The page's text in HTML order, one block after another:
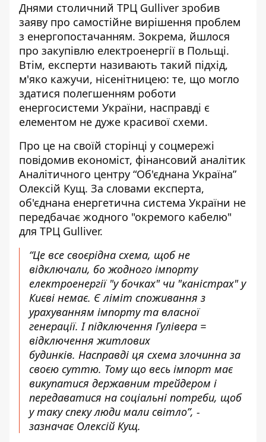
Днями столичний ТРЦ Gulliver зробив
заяву про самостійне вирішення проблем
з енергопостачанням. Зокрема, йшлося
про закупівлю електроенергії в Польщі.
Втім, експерти називають такий підхід,
м'яко кажучи, нісенітницею: те, що могло
здатися полегшенням роботи
енергосистеми України, насправді є
елементом не дуже красивої схеми.
Про це на своїй сторінці у соцмережі
повідомив економіст, фінансовий аналітик
Аналітичного центру “Об'єднана Україна”
Олексій Кущ. За словами експерта,
об'єднана енергетична система України не
передбачає жодного "окремого кабелю"
для ТРЦ Gulliver.
“Це все своєрідна схема, щоб не
відключали, бо жодного імпорту
електроенергії "у бочках" чи "каністрах" у
Києві немає. Є ліміт споживання з
урахуванням імпорту та власної
генерації. І підключення Гулівера =
відключення житлових
будинків. Насправді ця схема злочинна за
своєю суттю. Тому що весь імпорт має
викупатися державним трейдером і
передаватися на соціальні потреби, щоб
у таку спеку люди мали світло”, -
зазначає Олексій Кущ.